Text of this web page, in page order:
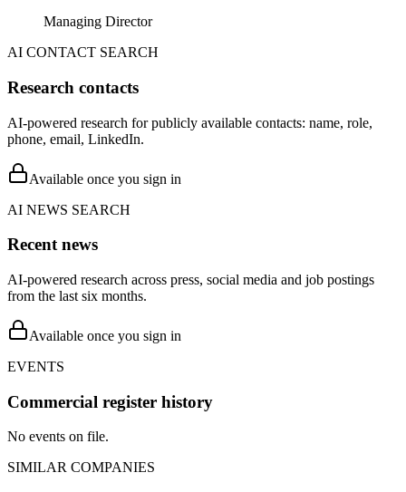
Managing Director
AI CONTACT SEARCH
Research contacts
AI-powered research for publicly available contacts: name, role,
phone, email, LinkedIn.
Available once you sign in
AI NEWS SEARCH
Recent news
AI-powered research across press, social media and job postings
from the last six months.
Available once you sign in
EVENTS
Commercial register history
No events on file.
SIMILAR COMPANIES